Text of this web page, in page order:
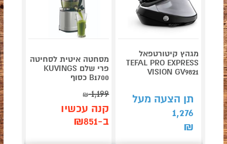
מגהץ קיטורטפאל
TEFAL PRO EXPRESS
VISION GV9821
תן הצעה מעל
1,276
₪
מסחטה איטית לסחיטה
פרי שלם KUVINGS
B1700 כסוף
1,199
₪
קנה עכשיו
ב-₪851